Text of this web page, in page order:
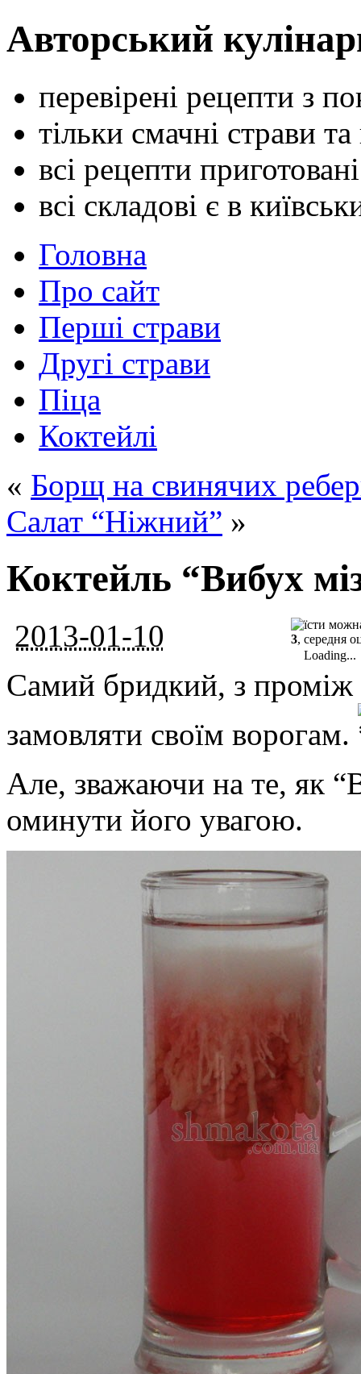
Авторський
перевірені рецепти з
тільки смачні страви та
всі рецепти
всі складові є в
Головна
Про сайт
Перші страви
Другі страви
Піца
Коктейлі
« Борщ на свинячих
Салат “Ніжний” »
Коктейль “Вибух
2013-01-10 3, середня
Loading...
Самий бридкий, з проміж
замовляти своїм ворогам.
Але, зважаючи на те, як
оминути його увагою.